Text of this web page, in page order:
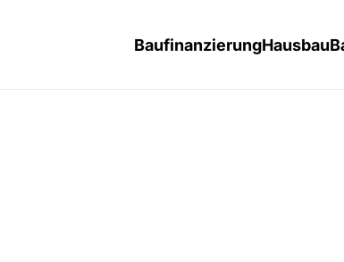
BaufinanzierungHausbau